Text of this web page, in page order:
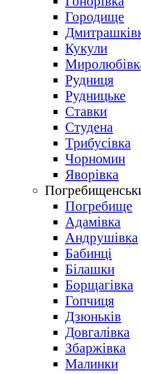
Городище
Кукули
Рудниця
Рудницьке
Ставки
Студена
Трибусівка
Чорномин
Яворівка
Погребище
Адамівка
Андрушівка
Бабинці
Білашки
Борщагівка
Гопчиця
Дзюньків
Довгалівка
Збаржівка
Малинки